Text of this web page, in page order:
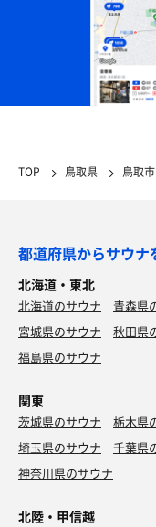
TOP 鳥取県 鳥取市
都道府県からサウナ
北海道・東北
北海道のサウナ 青森県
宮城県のサウナ
秋田県
福島県のサウナ
関東
茨城県のサウナ 栃木県
埼玉県のサウナ
千葉県
神奈川県のサウナ
北陸・甲信越